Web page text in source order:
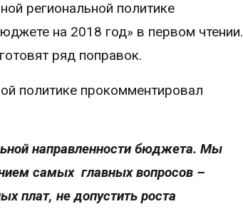
региональной политике
на 2018 год» в первом чтении.
ряд поправок.
политике прокомментировал
направленности бюджета. Мы
самых главных вопросов –
плат, не допустить роста